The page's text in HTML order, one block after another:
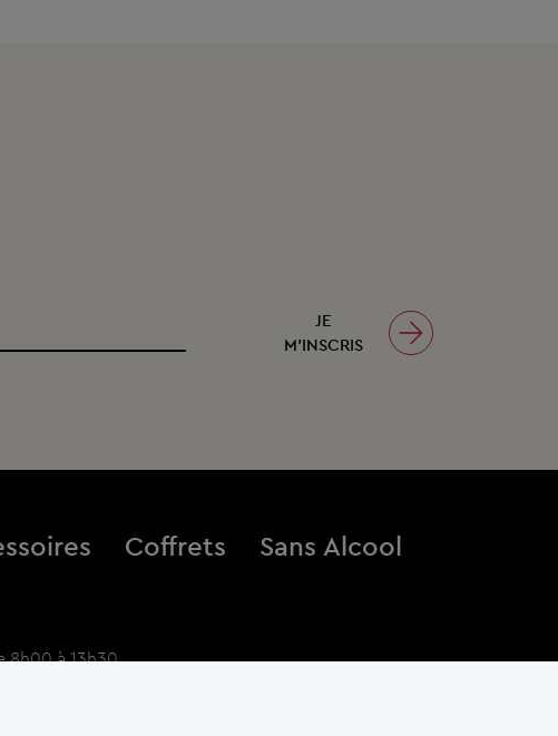
JE
M’INSCRIS
Coffrets Sans Alcool
8h00 à 13h30